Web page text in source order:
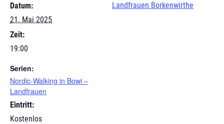
Datum:
21. Mai 2025
Zeit:
19:00
Serien:
Nordic-Walking in Bowi –
Landfrauen
Eintritt:
Kostenlos
Landfrauen Borkenwirthe